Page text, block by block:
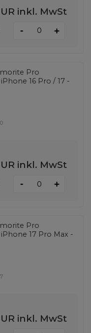
inkl. MwSt
- +
Pro
16 Pro / 17 -
inkl. MwSt
- +
Pro
17 Pro Max -
inkl. MwSt